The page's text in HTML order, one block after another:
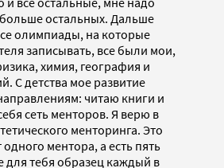
остальных. Дальше
олимпиады, на которые
записывать, все были мои,
химия, география и
С детства мое развитие
читаю книги и
сеть менторов. Я верю в
менторинга. Это
одного ментора, а есть пять
тебя образец каждый в